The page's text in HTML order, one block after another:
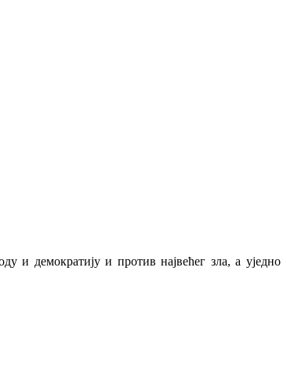
и демократију и против највећег зла, а уједно